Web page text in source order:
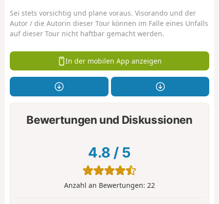
Sei stets vorsichtig und plane voraus. Visorando und der
Autor / die Autorin dieser Tour können im Falle eines Unfalls
auf dieser Tour nicht haftbar gemacht werden.
In der mobilen App anzeigen
Bewertungen und Diskussionen
4.8 / 5
Anzahl an Bewertungen: 22